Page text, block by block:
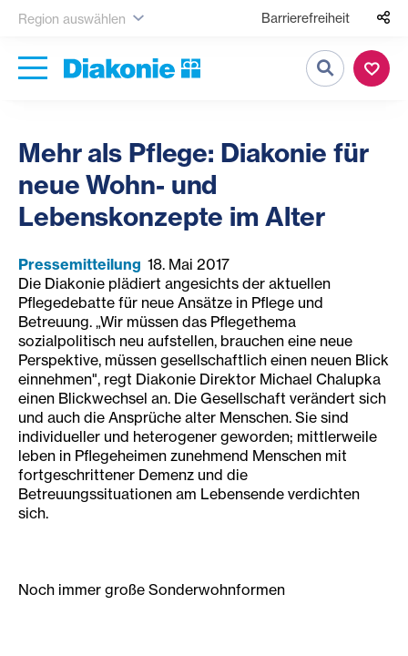
Region auswählen Barrierefreiheit
Suche
Mehr als Pflege: Diakonie für
neue Wohn- und
Lebenskonzepte im Alter
Pressemitteilung 18. Mai 2017
Die Diakonie plädiert angesichts der aktuellen
Pflegedebatte für neue Ansätze in Pflege und
Betreuung. „Wir müssen das Pflegethema
sozialpolitisch neu aufstellen, brauchen eine neue
Perspektive, müssen gesellschaftlich einen neuen Blick
einnehmen", regt Diakonie Direktor Michael Chalupka
einen Blickwechsel an. Die Gesellschaft verändert sich
und auch die Ansprüche alter Menschen. Sie sind
individueller und heterogener geworden; mittlerweile
leben in Pflegeheimen zunehmend Menschen mit
fortgeschrittener Demenz und die
Betreuungssituationen am Lebensende verdichten
sich.
Noch immer große Sonderwohnformen